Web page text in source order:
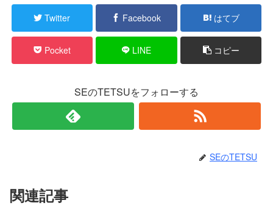
Twitter Facebook はてブ
Pocket LINE コピー
SEのTETSUをフォローする
SEのTETSU
関連記事